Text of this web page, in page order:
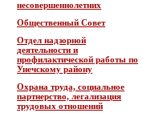
несовершеннолетних
Общественный Совет
Отдел надзорной
деятельности и
профилактической работы по
Унечскому району
Охрана труда, социальное
партнерство, легализация
трудовых отношений